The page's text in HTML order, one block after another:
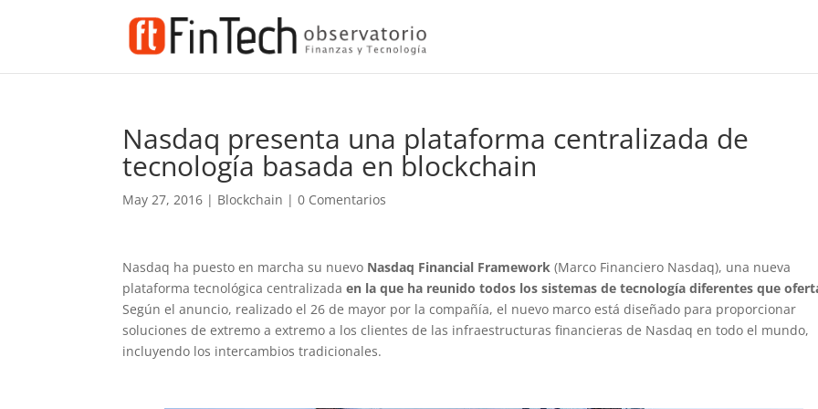
Nasdaq presenta una plataforma centralizada de
tecnología basada en blockchain
May 27, 2016 | Blockchain |0 Comentarios
Nasdaq ha puesto en marcha su nuevo Nasdaq Financial Framework (Marco Financiero Nasdaq), una nueva
plataforma tecnológica centralizadaen la que ha reunido todos los sistemas de tecnología diferentes que
Según el anuncio, realizado el 26 de mayor por la compañía, el nuevo marco está diseñado para proporcionar
soluciones de extremo a extremo a los clientes de las infraestructuras financieras de Nasdaq en todo el mundo,
incluyendo los intercambios tradicionales.